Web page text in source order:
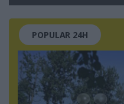
POPULAR 24H